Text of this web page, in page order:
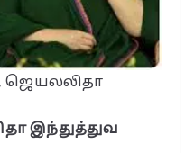
இந்துத்துவ